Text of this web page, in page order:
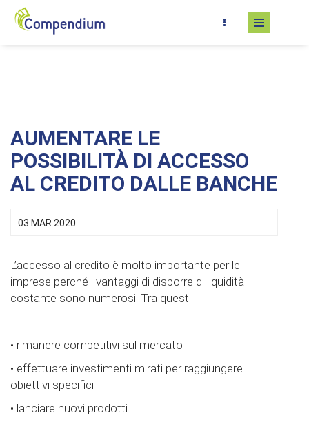
Salta al contenuto principale
AUMENTARE LE
POSSIBILITÀ DI ACCESSO
AL CREDITO DALLE BANCHE
03 MAR 2020
L’accesso al credito è molto importante per le
imprese perché i vantaggi di disporre di liquidità
costante sono numerosi. Tra questi:
• rimanere competitivi sul mercato
• effettuare investimenti mirati per raggiungere
obiettivi specifici
• lanciare nuovi prodotti